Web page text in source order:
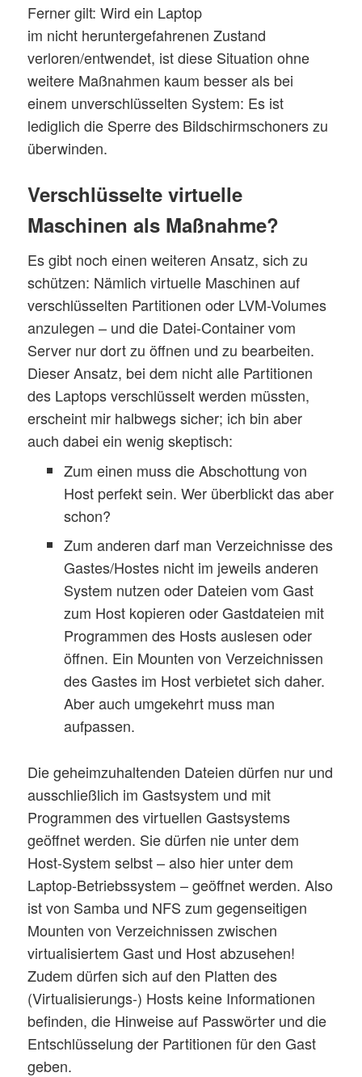
Ferner gilt: Wird ein Laptop
im nicht heruntergefahrenen Zustand
verloren/entwendet, ist diese Situation ohne
weitere Maßnahmen kaum besser als bei
einem unverschlüsselten System: Es ist
lediglich die Sperre des Bildschirmschoners zu
überwinden.
Verschlüsselte virtuelle
Maschinen als Maßnahme?
Es gibt noch einen weiteren Ansatz, sich zu
schützen: Nämlich virtuelle Maschinen auf
verschlüsselten Partitionen oder LVM-Volumes
anzulegen – und die Datei-Container vom
Server nur dort zu öffnen und zu bearbeiten.
Dieser Ansatz, bei dem nicht alle Partitionen
des Laptops verschlüsselt werden müssten,
erscheint mir halbwegs sicher; ich bin aber
auch dabei ein wenig skeptisch:
Zum einen muss die Abschottung von
Host perfekt sein. Wer überblickt das aber
schon?
Zum anderen darf man Verzeichnisse des
Gastes/Hostes nicht im jeweils anderen
System nutzen oder Dateien vom Gast
zum Host kopieren oder Gastdateien mit
Programmen des Hosts auslesen oder
öffnen. Ein Mounten von Verzeichnissen
des Gastes im Host verbietet sich daher.
Aber auch umgekehrt muss man
aufpassen.
Die geheimzuhaltenden Dateien dürfen nur und
ausschließlich im Gastsystem und mit
Programmen des virtuellen Gastsystems
geöffnet werden. Sie dürfen nie unter dem
Host-System selbst – also hier unter dem
Laptop-Betriebssystem – geöffnet werden. Also
ist von Samba und NFS zum gegenseitigen
Mounten von Verzeichnissen zwischen
virtualisiertem Gast und Host abzusehen!
Zudem dürfen sich auf den Platten des
(Virtualisierungs-) Hosts keine Informationen
befinden, die Hinweise auf Passwörter und die
Entschlüsselung der Partitionen für den Gast
geben.